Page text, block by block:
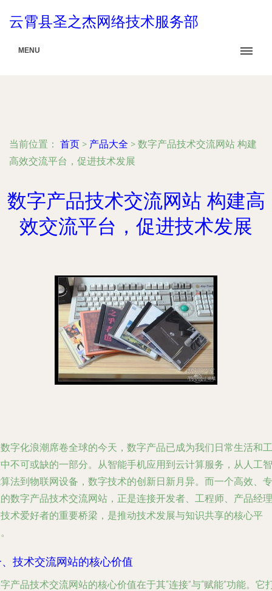
云霄县圣之杰网络技术服务部
MENU
当前位置： 首页 > 产品大全 > 数字产品技术交流网站 构建
高效交流平台，促进技术发展
数字产品技术交流网站 构建高
效交流平台，促进技术发展
字化浪潮席卷全球的今天，数字产品已成为我们日常生活和工
不可或缺的一部分。从智能手机应用到云计算服务，从人工智
法到物联网设备，数字技术的创新日新月异。而一个高效、专
数字产品技术交流网站，正是连接开发者、工程师、产品经理
术爱好者的重要桥梁，是推动技术发展与知识共享的核心平
技术交流网站的核心价值
产品技术交流网站的核心价值在于其“连接”与“赋能”功能。它